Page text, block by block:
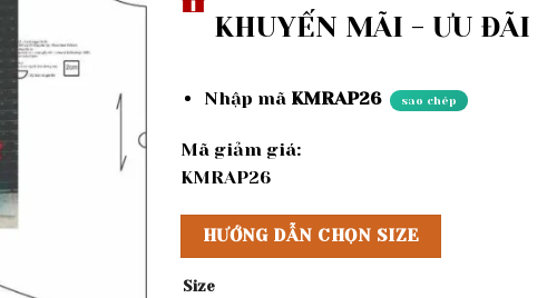
KHUYẾN MÃI - ƯU ĐÃI
Nhập mã KMRAP26 sao chép
Mã giảm giá:
KMRAP26
HƯỚNG DẪN CHỌN SIZE
Size